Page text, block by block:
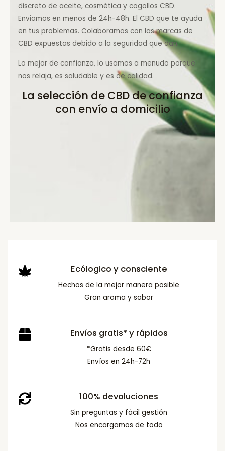
discreto de aceite, cosmética y cogollos CBD.
Enviamos en menos de 24h-48h. El CBD que te ayuda
en tus problemas. Colaboramos con las marcas de
CBD expuestas debido a la seguridad que dan.
Lo mejor de confianza, lo usamos a menudo porque
nos relaja, es saludable y es de calidad.
La selección de CBD de confianza
con envío a domicilio
Ecólogico y consciente
Hechos de la mejor manera posible
Gran aroma y sabor
Envíos gratis* y rápidos
*Gratis desde 60€
Envíos en 24h-72h
100% devoluciones
Sin preguntas y fácil gestión
Nos encargamos de todo